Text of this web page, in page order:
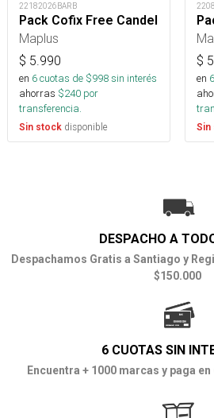
22182026BARB
Pack Cofix Free Candel
Maplus
$ 5.990
en 6cuotas de $998sin interés
ahorras $240 por
transferencia.
Sin stock disponible
$
en 6
Sin
DESPACHO A
Despachamos Gratis a Santiago y
$150.000
6 CUOTAS SIN
Encuentra + 1000 marcas y paga